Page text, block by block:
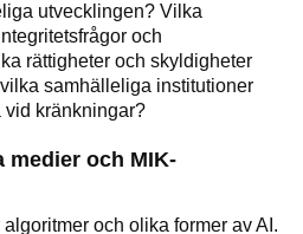
utvecklingen? Vilka
och
rättigheter och skyldigheter
samhälleliga institutioner
vid kränkningar?
medier och MIK-
och olika former av AI.